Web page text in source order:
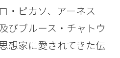
・ピカソ、アーネス
びブルース・チャトウ
想家に愛されてきた伝